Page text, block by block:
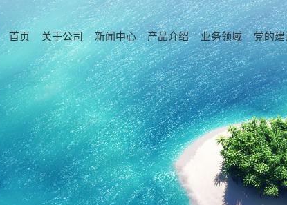
首页 关于公司 新闻中心 产品介绍 业务领域 党的建